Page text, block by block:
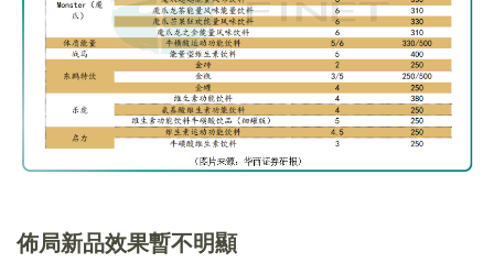
佈局新品效果暫不明顯